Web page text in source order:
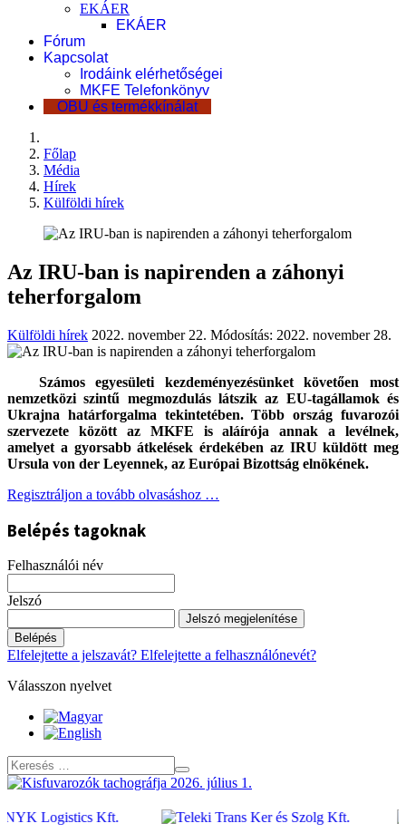
EKÁER
EKÁER
Fórum
Kapcsolat
Irodáink elérhetőségei
MKFE Telefonkönyv
OBU és termékkínálat
Főlap
Média
Hírek
Külföldi hírek
Az IRU-ban is napirenden a záhonyi
teherforgalom
Külföldi hírek 2022. november 22. Módosítás: 2022. november 28.
Számos egyesületi kezdeményezésünket követően most
nemzetközi szintű megmozdulás látszik az EU-tagállamok és
Ukrajna határforgalma tekintetében. Több ország fuvarozói
szervezete között az MKFE is aláírója annak a levélnek,
amelyet a gyorsabb átkelések érdekében az IRU küldött meg
Ursula von der Leyennek, az Európai Bizottság elnökének.
Regisztráljon a tovább olvasáshoz …
Belépés tagoknak
Felhasználói név
Jelszó
Jelszó megjelenítése
Belépés
Elfelejtette a jelszavát? Elfelejtette a felhasználónevét?
Válasszon nyelvet